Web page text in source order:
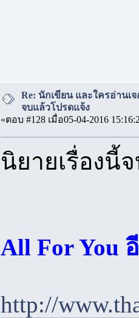
Re: นักเขียน และใครอ่านเ
จบแล้วโปรดแจ้ง
«ตอบ #128 เมื่อ05-04-2016
นิยายเรื่องนี้
All For You
http://